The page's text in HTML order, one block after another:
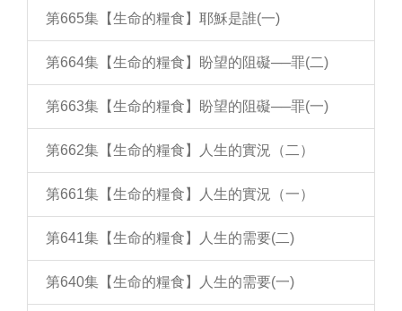
第665集【生命的糧食】耶穌是誰(一)
第664集【生命的糧食】盼望的阻礙──罪(二)
第663集【生命的糧食】盼望的阻礙──罪(一)
第662集【生命的糧食】人生的實況（二）
第661集【生命的糧食】人生的實況（一）
第641集【生命的糧食】人生的需要(二)
第640集【生命的糧食】人生的需要(一)